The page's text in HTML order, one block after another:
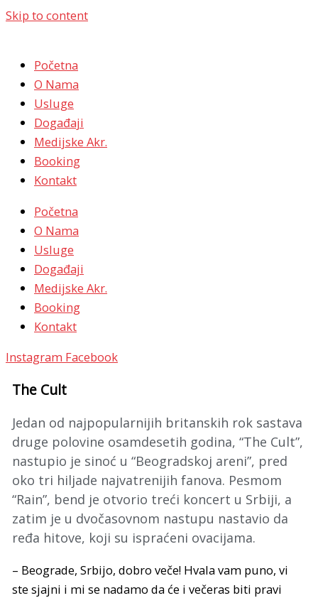
Skip to content
Početna
O Nama
Usluge
Događaji
Medijske Akr.
Booking
Kontakt
Početna
O Nama
Usluge
Događaji
Medijske Akr.
Booking
Kontakt
Instagram Facebook
The Cult
Jedan od najpopularnijih britanskih rok sastava
druge polovine osamdesetih godina, “The Cult”,
nastupio je sinoć u “Beogradskoj areni”, pred
oko tri hiljade najvatrenijih fanova. Pesmom
“Rain”, bend je otvorio treći koncert u Srbiji, a
zatim je u dvočasovnom nastupu nastavio da
ređa hitove, koji su ispraćeni ovacijama.
– Beograde, Srbijo, dobro veče! Hvala vam puno, vi
ste sjajni i mi se nadamo da će i večeras biti pravi